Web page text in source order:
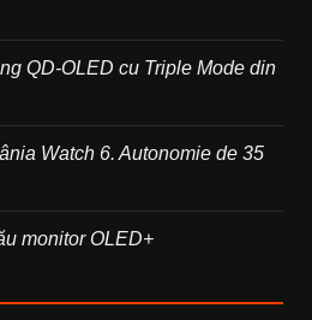
QD-OLED cu Triple Mode din
Watch 6. Autonomie de 35
monitor OLED+